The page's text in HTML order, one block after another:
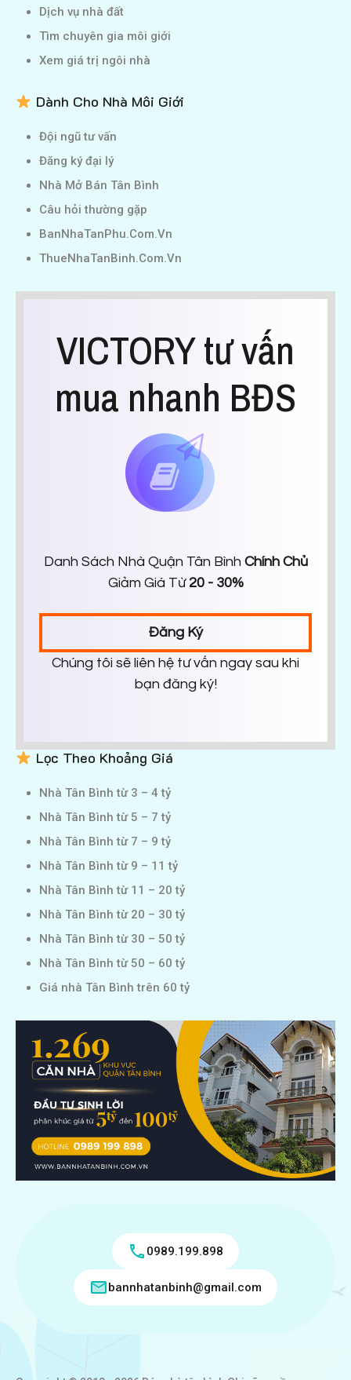
Dịch vụ nhà đất
Tìm chuyên gia môi giới
Xem giá trị ngôi nhà
Dành Cho Nhà Môi Giới
Đội ngũ tư vấn
Đăng ký đại lý
Nhà Mở Bán Tân Bình
Câu hỏi thường gặp
BanNhaTanPhu.Com.Vn
ThueNhaTanBinh.Com.Vn
VICTORY tư vấn
mua nhanh BĐS
Danh Sách Nhà Quận Tân Bình Chính Chủ
Giảm Giá Từ 20 - 30%
Đăng Ký
Chúng tôi sẽ liên hệ tư vấn ngay sau khi
bạn đăng ký!
Lọc Theo Khoảng Giá
Nhà Tân Bình từ 3 – 4 tỷ
Nhà Tân Bình từ 5 – 7 tỷ
Nhà Tân Bình từ 7 – 9 tỷ
Nhà Tân Bình từ 9 – 11 tỷ
Nhà Tân Bình từ 11 – 20 tỷ
Nhà Tân Bình từ 20 – 30 tỷ
Nhà Tân Bình từ 30 – 50 tỷ
Nhà Tân Bình từ 50 – 60 tỷ
Giá nhà Tân Bình trên 60 tỷ
0989.199.898
bannhatanbinh@gmail.com